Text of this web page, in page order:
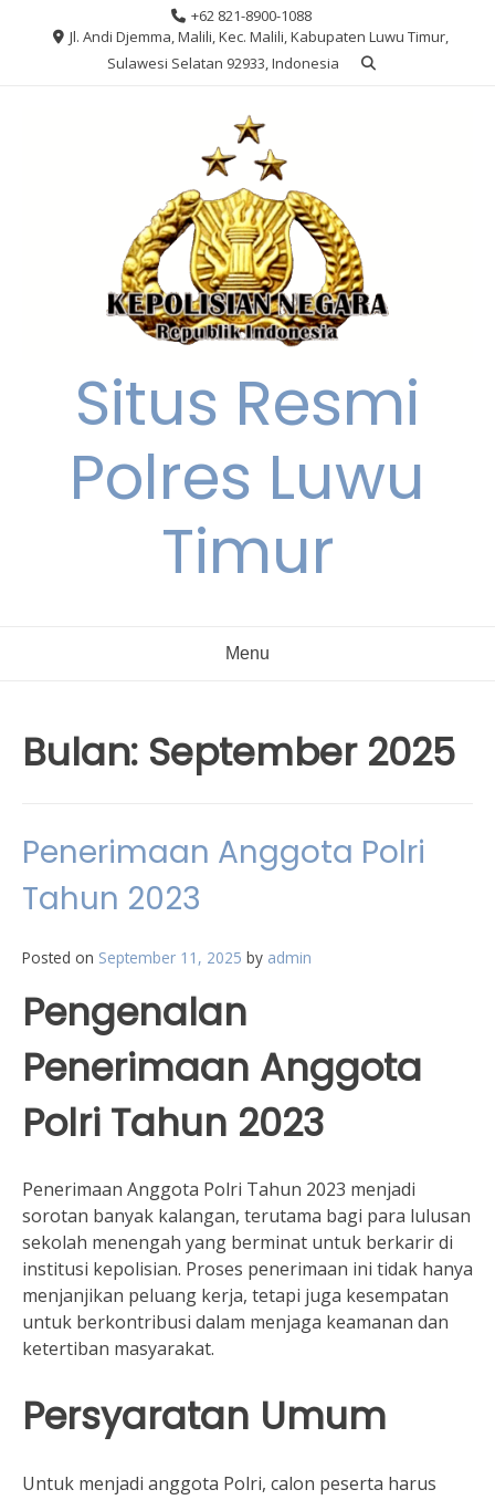
+62 821-8900-1088
Jl. Andi Djemma, Malili, Kec. Malili, Kabupaten Luwu Timur,
Sulawesi Selatan 92933, Indonesia
Situs Resmi
Polres Luwu
Timur
Menu
Bulan: September 2025
Penerimaan Anggota Polri
Tahun 2023
Posted on September 11, 2025 by admin
Pengenalan
Penerimaan Anggota
Polri Tahun 2023
Penerimaan Anggota Polri Tahun 2023 menjadi
sorotan banyak kalangan, terutama bagi para lulusan
sekolah menengah yang berminat untuk berkarir di
institusi kepolisian. Proses penerimaan ini tidak hanya
menjanjikan peluang kerja, tetapi juga kesempatan
untuk berkontribusi dalam menjaga keamanan dan
ketertiban masyarakat.
Persyaratan Umum
Untuk menjadi anggota Polri, calon peserta harus